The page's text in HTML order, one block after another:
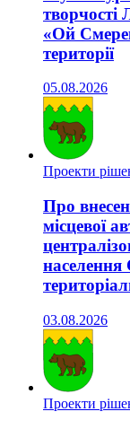
«Ой
території
05.08.2026
Проекти
Про
місцевої
населення
03.08.2026
Проекти